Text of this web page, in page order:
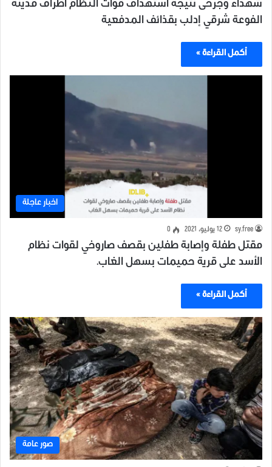
شهداء وجرحى نتيجة استهداف قوات النظام اطراف مدينة
الفوعة شرقي إدلب بقذائف المدفعية
أكمل القراءة »
اخبار عاجلة
sy.free 12 يوليو، 2021 0
مقتل طفلة وإصابة طفلين بقصف صاروخي لقوات نظام
الأسد على قرية حميمات بسهل الغاب.
أكمل القراءة »
صور عامة